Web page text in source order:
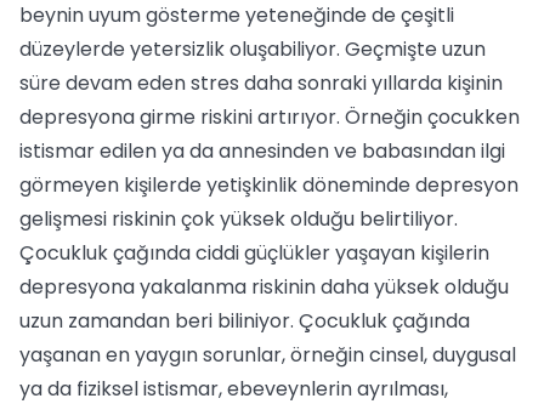
bey­nin uyum gösterme yeteneğinde de çeşitli
düzeylerde yetersizlik oluşabiliyor. Geçmişte uzun
süre devam eden stres daha sonraki yıllarda kişinin
depresyona girme riskini artırıyor. Örneğin çocukken
istismar edilen ya da annesinden ve baba­sından ilgi
görmeyen kişilerde yetişkinlik döneminde depresyon
gelişmesi riskinin çok yüksek olduğu belirtiliyor.
Çocuk­luk çağında ciddi güçlükler yaşayan kişi­lerin
depresyona yakalanma riskinin daha yüksek olduğu
uzun zamandan beri bili­niyor. Çocukluk çağında
yaşanan en yay­gın sorunlar, örneğin cinsel, duygusal
ya da fiziksel istismar, ebeveynlerin ayrılma­sı,